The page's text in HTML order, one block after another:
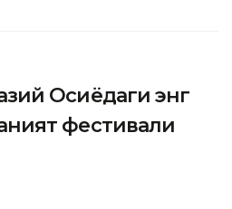
Осиёдаги энг
фестивали